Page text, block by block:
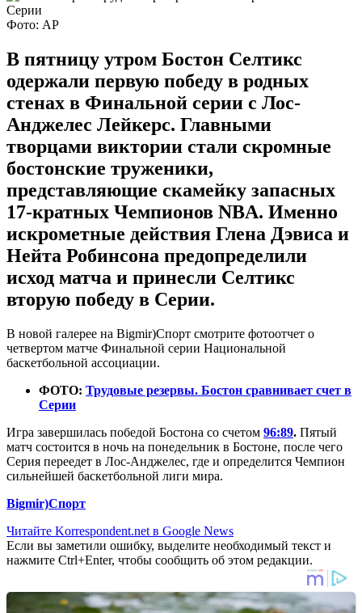
Фото: AP
В пятницу утром Бостон Селтикс
одержали первую победу в родных
стенах в Финальной серии с Лос-
Анджелес Лейкерс. Главными
творцами виктории стали скромные
бостонские труженики,
представляющие скамейку запасных
17-кратных Чемпионов NBA. Именно
искрометные действия Глена Дэвиса и
Нейта Робинсона предопределили
исход матча и принесли Селтикс
вторую победу в Серии.
В новой галерее на Bigmir)Спорт смотрите фотоотчет о
четвертом матче Финальной серии Национальной
баскетбольной ассоциации.
ФОТО: Трудовые резервы. Бостон сравнивает счет в
Серии
Игра завершилась победой Бостона со счетом 96:89. Пятый
матч состоится в ночь на понедельник в Бостоне, после чего
Серия переедет в Лос-Анджелес, где и определится Чемпион
сильнейшей баскетбольной лиги мира.
Bigmir)Спорт
Читайте Korrespondent.net в Google News
Если вы заметили ошибку, выделите необходимый текст и
нажмите Ctrl+Enter, чтобы сообщить об этом редакции.